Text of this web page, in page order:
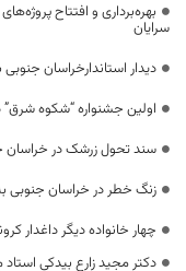
بهره‌برداری و افتتاح
سرایان
دیدار استاندارخراسان
اولین جشنواره “شکوه شرق”
سند تحول زرشک در خراسان
زنگ خطر در خراسان جنوبی
چهار خانواده دیگر داغدار
دکتر مجید زارع بیدکی